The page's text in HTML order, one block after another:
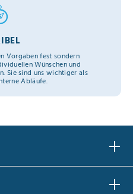
Vorgaben fest sondern
Wünschen und
Sie sind uns wichtiger als
Abläufe.